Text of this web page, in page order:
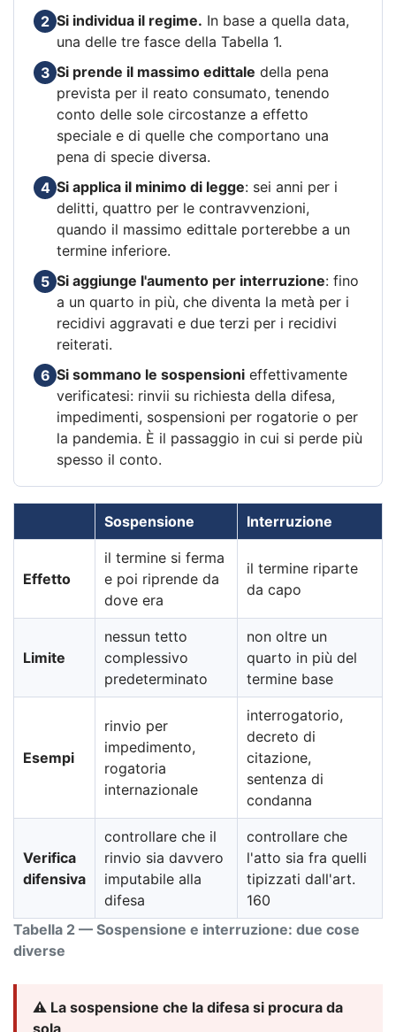
2 Si individua il regime. In base a quella data,
una delle tre fasce della Tabella 1.
3 Si prende il massimo edittale della pena
prevista per il reato consumato, tenendo
conto delle sole circostanze a effetto
speciale e di quelle che comportano una
pena di specie diversa.
4 Si applica il minimo di legge: sei anni per i
delitti, quattro per le contravvenzioni,
quando il massimo edittale porterebbe a un
termine inferiore.
5 Si aggiunge l'aumento per interruzione: fino
a un quarto in più, che diventa la metà per i
recidivi aggravati e due terzi per i recidivi
reiterati.
6 Si sommano le sospensioni effettivamente
verificatesi: rinvii su richiesta della difesa,
impedimenti, sospensioni per rogatorie o per
la pandemia. È il passaggio in cui si perde più
spesso il conto.
Tabella 2 — Sospensione e interruzione: due cose
diverse
Sospensione Interruzione
Effetto
il termine si ferma
e poi riprende da
dove era
il termine riparte
da capo
Limite
nessun tetto
complessivo
predeterminato
non oltre un
quarto in più del
termine base
Esempi
rinvio per
impedimento,
rogatoria
internazionale
interrogatorio,
decreto di
citazione,
sentenza di
condanna
Verifica
difensiva
controllare che il
rinvio sia davvero
imputabile alla
difesa
controllare che
l'atto sia fra quelli
tipizzati dall'art.
160
⚠️ La sospensione che la difesa si procura da
sola